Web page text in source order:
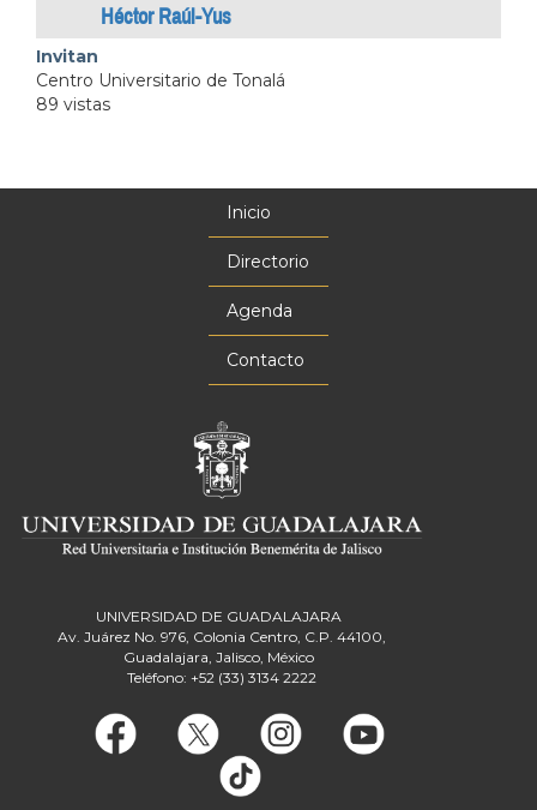
Héctor Raúl-Yus
Invitan
Centro Universitario de Tonalá
89 vistas
Inicio
Directorio
Agenda
Contacto
UNIVERSIDAD DE GUADALAJARA
Av. Juárez No. 976, Colonia Centro, C.P. 44100,
Guadalajara, Jalisco, México
Teléfono: +52 (33) 3134 2222